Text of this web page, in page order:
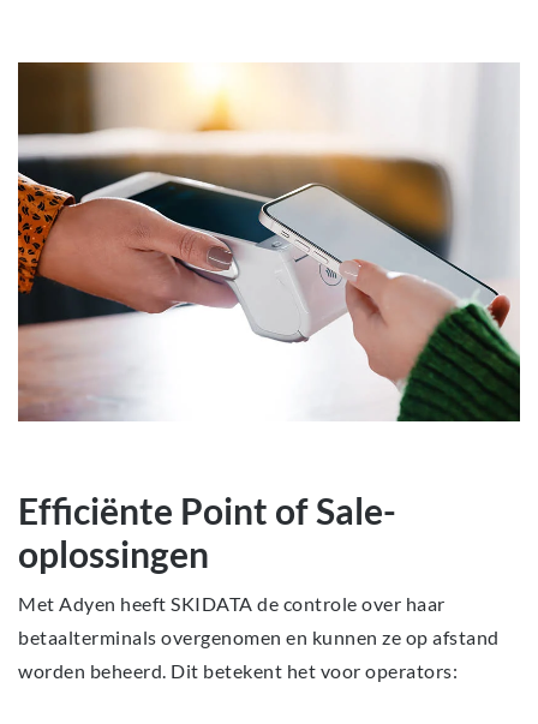
Efficiënte Point of Sale-
oplossingen
Met Adyen heeft SKIDATA de controle over haar
betaalterminals overgenomen en kunnen ze op afstand
worden beheerd. Dit betekent het voor operators: